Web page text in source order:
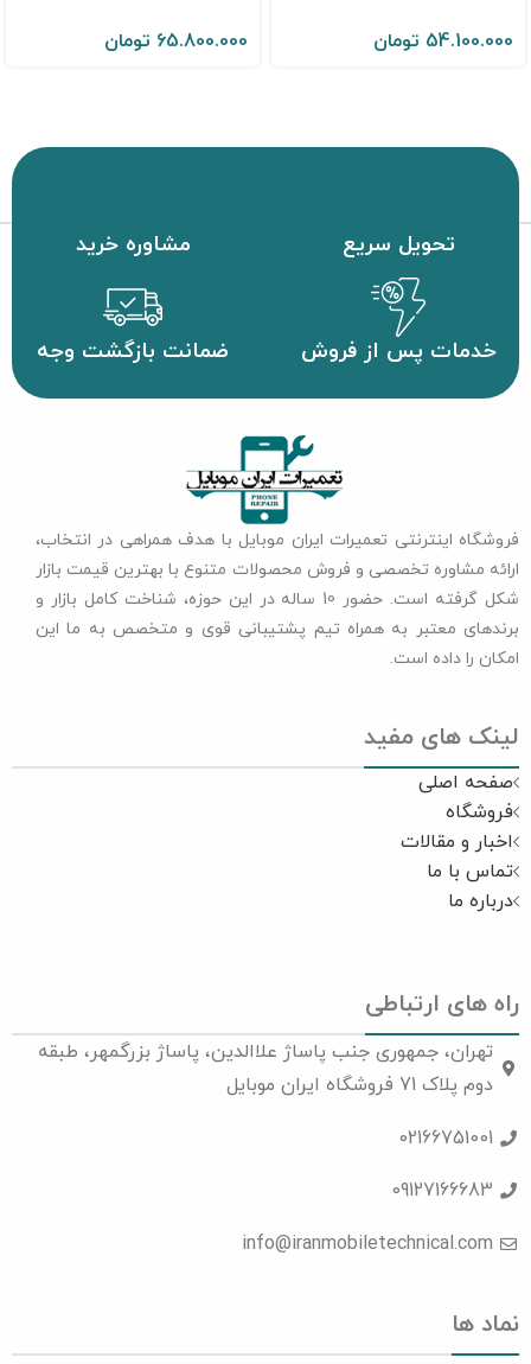
54.100.000 تومان 65.800.000 تومان
تحویل سریع مشاوره خرید
خدمات پس از فروش ضمانت بازگشت وجه
فروشگاه اینترنتی تعمیرات ایران موبایل با هدف همراهی در انتخاب،
ارائه مشاوره تخصصی و فروش محصولات متنوع با بهترین قیمت بازار
شکل گرفته است. حضور 10 ساله در این حوزه، شناخت کامل بازار و
برندهای معتبر به همراه تیم پشتیبانی قوی و متخصص به ما این
امکان را داده است.
لینک های مفید
صفحه اصلی
فروشگاه
اخبار و مقالات
تماس با ما
درباره ما
راه های ارتباطی
تهران، جمهوری جنب پاساژ علاالدین، پاساژ بزرگمهر، طبقه
دوم پلاک 71 فروشگاه ایران موبایل
02166751001
09127166683
info@iranmobiletechnical.com
نماد ها